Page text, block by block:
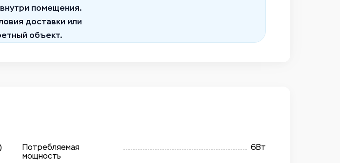
помещения.
доставки или
объект.
Потребляемая
мощность
6Вт